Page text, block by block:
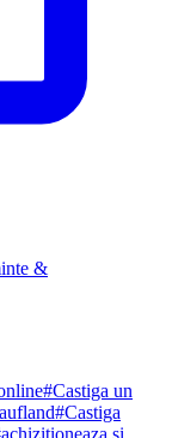
&
#Castiga un
#Castiga